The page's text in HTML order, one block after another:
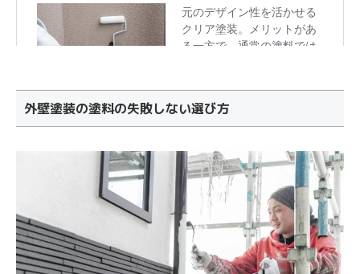
外壁塗装の塗料の失敗しない選び方